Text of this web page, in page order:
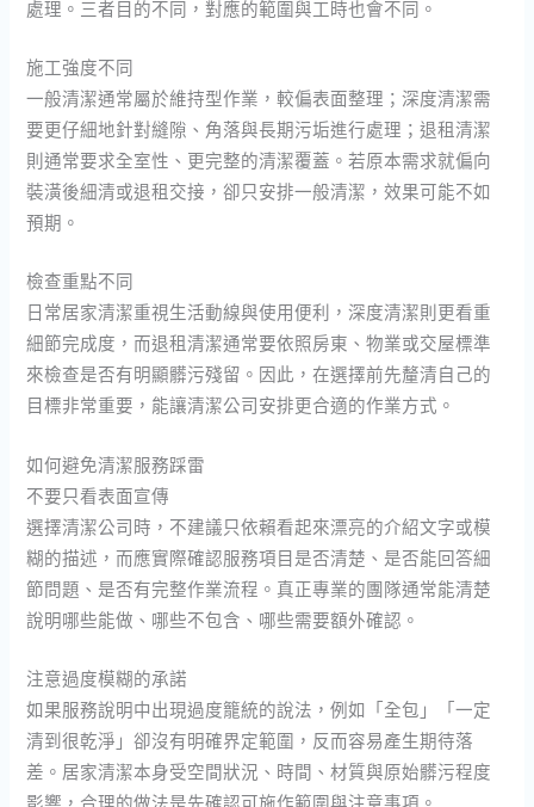
處理。三者目的不同，對應的範圍與工時也會不同。
施工強度不同
一般清潔通常屬於維持型作業，較偏表面整理；深度清潔需
要更仔細地針對縫隙、角落與長期污垢進行處理；退租清潔
則通常要求全室性、更完整的清潔覆蓋。若原本需求就偏向
裝潢後細清或退租交接，卻只安排一般清潔，效果可能不如
預期。
檢查重點不同
日常居家清潔重視生活動線與使用便利，深度清潔則更看重
細節完成度，而退租清潔通常要依照房東、物業或交屋標準
來檢查是否有明顯髒污殘留。因此，在選擇前先釐清自己的
目標非常重要，能讓清潔公司安排更合適的作業方式。
如何避免清潔服務踩雷
不要只看表面宣傳
選擇清潔公司時，不建議只依賴看起來漂亮的介紹文字或模
糊的描述，而應實際確認服務項目是否清楚、是否能回答細
節問題、是否有完整作業流程。真正專業的團隊通常能清楚
說明哪些能做、哪些不包含、哪些需要額外確認。
注意過度模糊的承諾
如果服務說明中出現過度籠統的說法，例如「全包」「一定
清到很乾淨」卻沒有明確界定範圍，反而容易產生期待落
差。居家清潔本身受空間狀況、時間、材質與原始髒污程度
影響，合理的做法是先確認可施作範圍與注意事項。